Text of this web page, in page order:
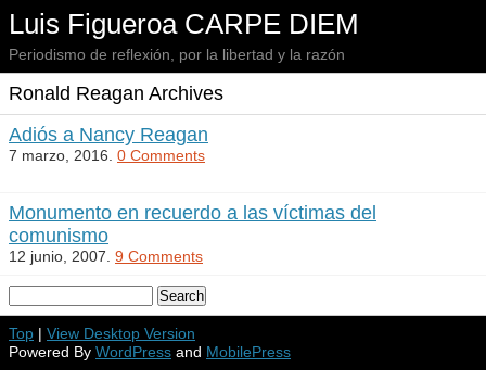
Luis Figueroa CARPE DIEM
Periodismo de reflexión, por la libertad y la razón
Ronald Reagan Archives
Adiós a Nancy Reagan
7 marzo, 2016. 0 Comments
Monumento en recuerdo a las víctimas del
comunismo
12 junio, 2007. 9 Comments
Top | View Desktop Version
Powered By WordPress and MobilePress